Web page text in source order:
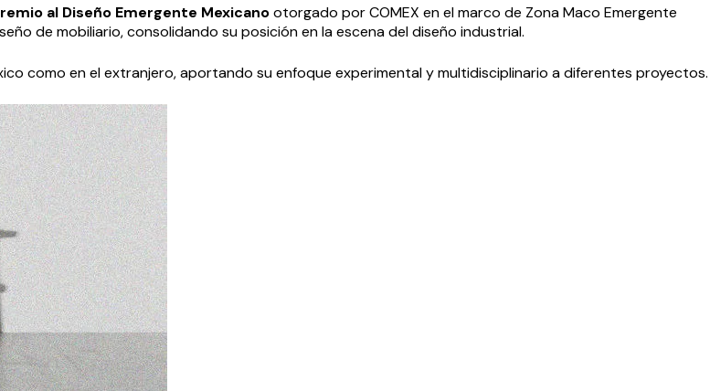
al Diseño Emergente Mexicanootorgado por COMEX en el marco de Zona Maco Emergente
de mobiliario, consolidando su posición en la escena del diseño industrial.
como en el extranjero, aportando su enfoque experimental y multidisciplinario a diferentes proyectos.